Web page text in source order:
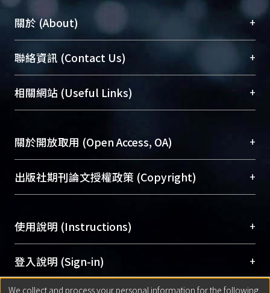
關於 (About) +
臺大位居世界頂尖大學之列，為永久珍藏及向國際
展現本校豐碩的研究成果及學術能量，圖書館整合
機構典藏（NTUR）與學術庫（AH）不同功能平
台，成為臺大學術典藏NTU scholars。期能整合研
成果。
To permanently archive and promote researcher
profiles and scholarly works, Library integrates the
services of “NTU Repository” with “Academic
聯絡資訊 (Contact Us) +
總館學科館員(Main Library)
醫學圖書館學科館員(Medical Library)
Sciences Library)
相關網站 (Useful Links) +
關於開放取用 (Open Access, OA) +
開放取用是從使用者角度提升資訊取用性的社會運
動，應用在學術研究上是透過將研究著作公開供使
用逐年攀升。同時可加速研究發展、提升研究影響
Archive）平台。 （點選深入了解OA）
出版社期刊論文授權政策 (Copyright) +
含部分內容的版權非匯入者所有，或由第三方贊
助與合作完成，請確認該版權所有者及第三方同
意提供此授權。
Please represent that the submission is your
original work, and that you have the right to
使用說明 (Instructions) +
網站簡介(Quickstart Guide)
使用手冊(Instruction Manual)
登入說明 (Sign-in) +
We collect and process your personal information for the following